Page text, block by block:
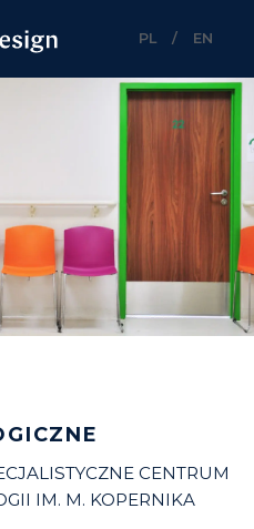
PL / EN
CENTRUM
IM. M. KOPERNIKA